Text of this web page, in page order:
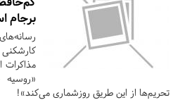
برجام
مذاکرات
«روسیه
تحریم‌ها از این طریق روزشماری می‌کند»!